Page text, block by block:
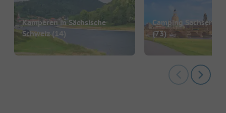
Kamperen in Sächsische
Schweiz(14)
Camping Sachsen
(73)